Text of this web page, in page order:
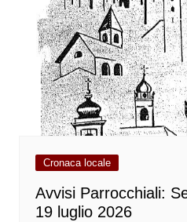
Cronaca locale
Avvisi Parrocchiali:
19 luglio 2026